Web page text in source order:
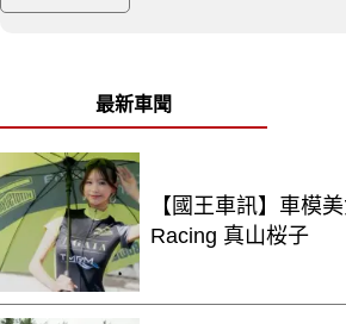
最新車聞
【國王車訊】車模
Racing 真山桜子